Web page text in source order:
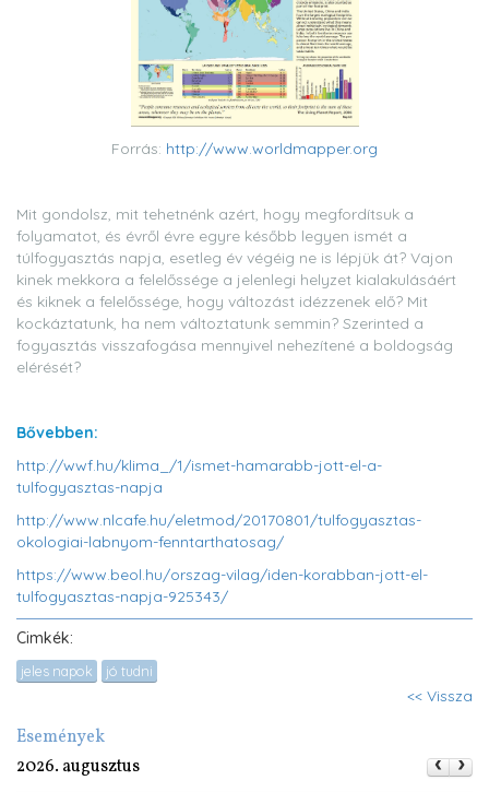
Forrás: http://www.worldmapper.org
Mit gondolsz, mit tehetnénk azért, hogy megfordítsuk a
folyamatot, és évről évre egyre később legyen ismét a
túlfogyasztás napja, esetleg év végéig ne is lépjük át? Vajon
kinek mekkora a felelőssége a jelenlegi helyzet kialakulásáért
és kiknek a felelőssége, hogy változást idézzenek elő? Mit
kockáztatunk, ha nem változtatunk semmin? Szerinted a
fogyasztás visszafogása mennyivel nehezítené a boldogság
elérését?
Bővebben:
http://wwf.hu/klima_/1/ismet-hamarabb-jott-el-a-
tulfogyasztas-napja
http://www.nlcafe.hu/eletmod/20170801/tulfogyasztas-
okologiai-labnyom-fenntarthatosag/
https://www.beol.hu/orszag-vilag/iden-korabban-jott-el-
tulfogyasztas-napja-925343/
Cimkék:
jeles napok jó tudni
<< Vissza
Események
2026. augusztus